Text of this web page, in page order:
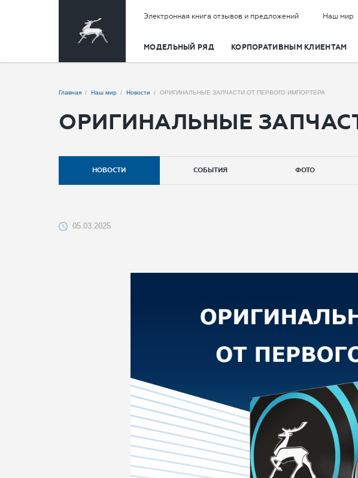
Электронная книга отзывов и предложений Наш мир
МОДЕЛЬНЫЙ РЯД КОРПОРАТИВНЫМ КЛИЕНТАМ
Главная Наш мир Новости ОРИГИНАЛЬНЫЕ ЗАПЧАСТИ ОТ ПЕРВОГО ИМПОРТЕРА
ОРИГИНАЛЬНЫЕ
НОВОСТИ СОБЫТИЯ ФОТО
05.03.2025
Имя
согласие